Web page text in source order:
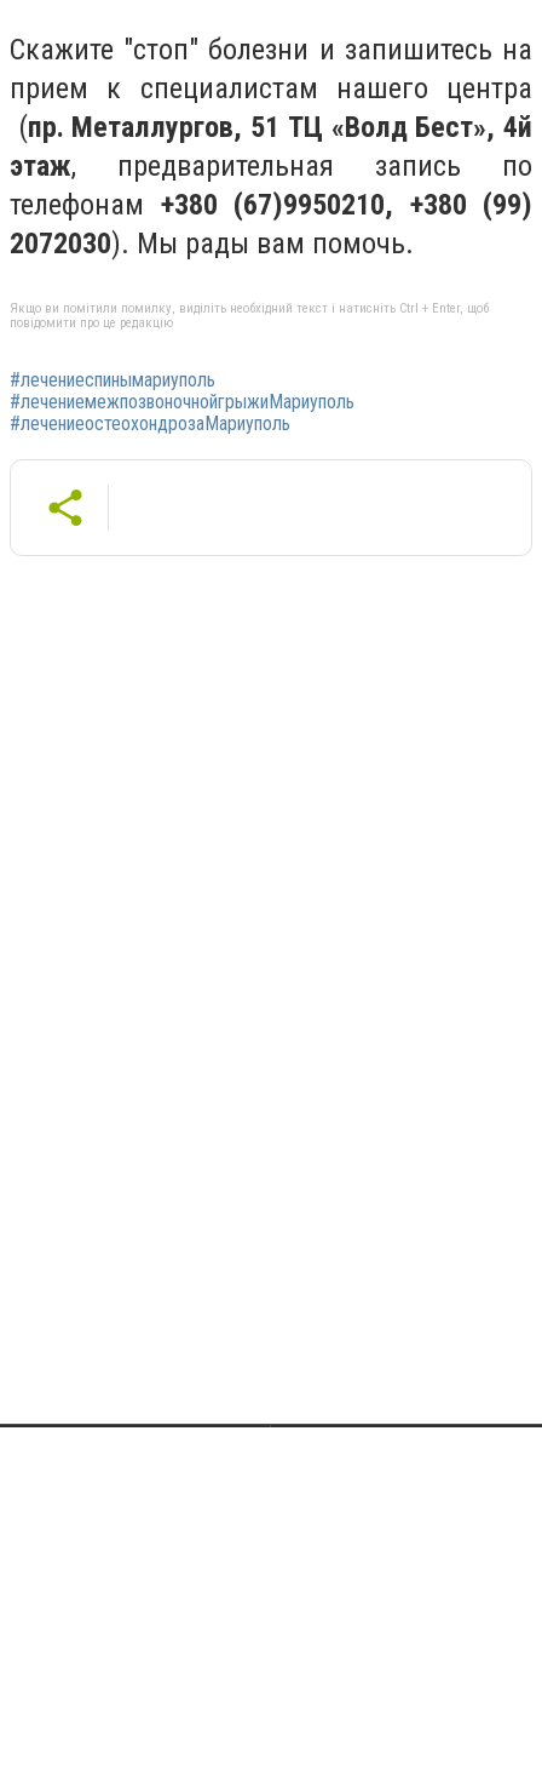
Скажите "стоп" болезни и запишитесь на
прием к специалистам нашего центра
(пр. Металлургов, 51 ТЦ «Волд Бест», 4й
этаж, предварительная запись по
телефонам +380 (67)9950210, +380 (99)
2072030). Мы рады вам помочь.
Якщо ви помітили помилку, виділіть необхідний текст і натисніть Ctrl + Enter, щоб
повідомити про це редакцію
#лечениеспинымариуполь
#лечениемежпозвоночнойгрыжиМариуполь
#лечениеостеохондрозаМариуполь